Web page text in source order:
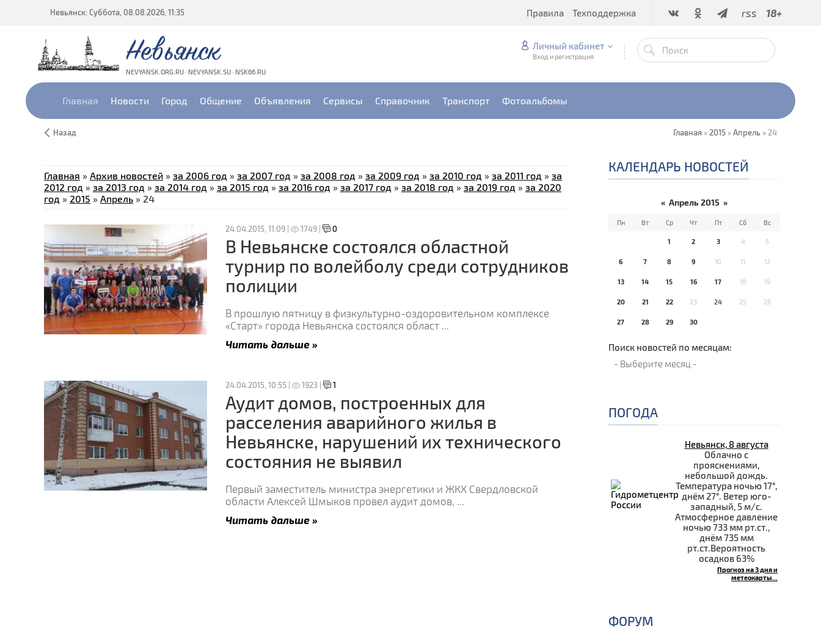
Невьянск: Суббота, 08.08.2026, 11:35 rss 18+
Правила Техподдержка
Невьянск
NEVYANSK.ORG.RU · NEVYANSK.SU · NSK66.RU
Личный кабинет
Вход и регистрация
Главная Новости Город Общение Объявления Сервисы Справочник Транспорт Фотоальбомы
Назад Главная » 2015 »Апрель » 24
Главная » Архив новостей » за 2006 год » за 2007 год » за 2008 год » за 2009 год » за 2010 год » за 2011 год » за
2012 год » за 2013 год » за 2014 год » за 2015 год » за 2016 год » за 2017 год » за 2018 год » за 2019 год » за 2020
год » 2015 » Апрель » 24
24.04.2015, 11:09 | 1749 | 0
В Невьянске состоялся областной
турнир по волейболу среди сотрудников
полиции
В прошлую пятницу в физкультурно-оздоровительном комплексе
«Старт» города Невьянска состоялся област ...
Читать дальше »
24.04.2015, 10:55 | 1923 | 1
Аудит домов, построенных для
расселения аварийного жилья в
Невьянске, нарушений их технического
состояния не выявил
Первый заместитель министра энергетики и ЖКХ Свердловской
области Алексей Шмыков провел аудит домов, ...
Читать дальше »
КАЛЕНДАРЬ НОВОСТЕЙ
« Апрель 2015 »
Пн Вт Ср Чт Пт Сб Вс
1 2 3 4 5
6 7 8 9 10 11 12
13 14 15 16 17 18 19
20 21 22 23 24 25 26
27 28 29 30
Поиск новостей по месяцам:
ПОГОДА
Невьянск, 8 августа
Облачно с
прояснениями,
небольшой дождь.
Температура ночью 17°,
днём 27°. Ветер юго-
западный, 5 м/с.
Атмосферное давление
ночью 733 мм рт.ст.,
днём 735 мм
рт.ст.Вероятность
осадков 63%
Прогноз на 3 дня и
метеокарты...
ФОРУМ